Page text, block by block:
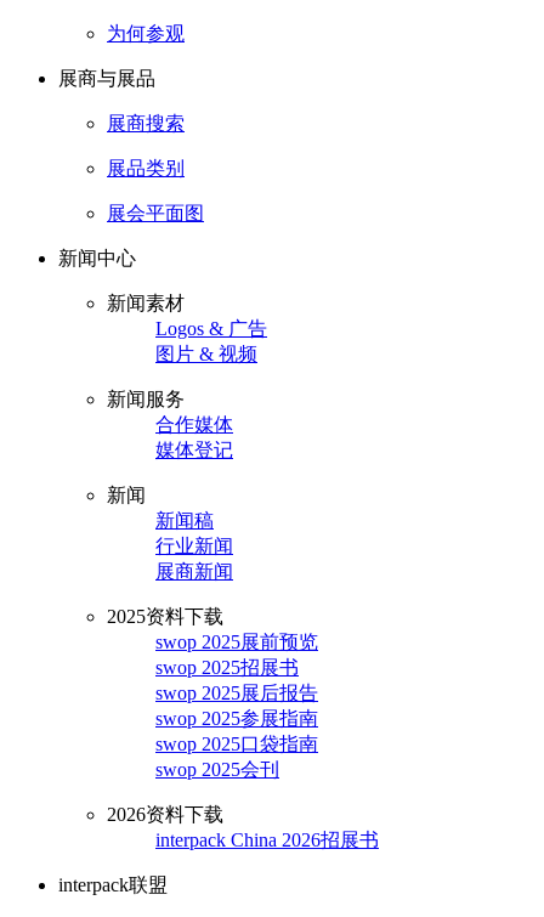
为何参观
展商与展品
展商搜索
展品类别
展会平面图
新闻中心
新闻素材
Logos & 广告
图片 & 视频
新闻服务
合作媒体
媒体登记
新闻
新闻稿
行业新闻
展商新闻
2025资料下载
swop 2025展前预览
swop 2025招展书
swop 2025展后报告
swop 2025参展指南
swop 2025口袋指南
swop 2025会刊
2026资料下载
interpack China 2026招展书
interpack联盟